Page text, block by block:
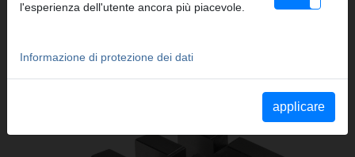
Parte di catalogo Pettini REMS(PDF)
Parte di catalogo REMS Tornado(PDF)
l'esperienza dell'utente ancora più piacevole.
Informazione di protezione dei dati
applicare